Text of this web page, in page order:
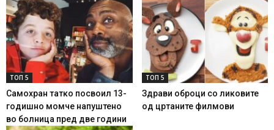
ТОП 5
Самохран татко посвоил 13-
годишно момче напуштено
во болница пред две години
ТОП 5
Здрави оброци со ликовите
од цртаните филмови